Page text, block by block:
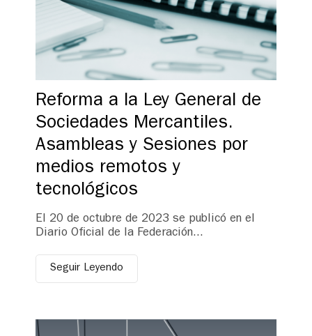
Reforma a la Ley General de
Sociedades Mercantiles.
Asambleas y Sesiones por
medios remotos y
tecnológicos
El 20 de octubre de 2023 se publicó en el
Diario Oficial de la Federación...
Seguir Leyendo